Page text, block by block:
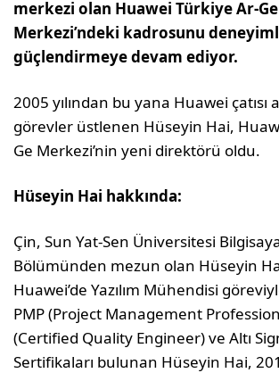
merkezi olan Huawei Türkiye Ar-Ge
Merkezi’ndeki kadrosunu
güçlendirmeye devam ediyor.
2005 yılından bu yana Huawei çatısı
görevler üstlenen Hüseyin Hai,
Ge Merkezi’nin yeni direktörü oldu.
Hüseyin Hai hakkında:
Çin, Sun Yat-Sen Üniversitesi
Bölümünden mezun olan Hüseyin
Huawei’de Yazılım Mühendisi
PMP (Project Management
(Certified Quality Engineer) ve Altı
Sertifikaları bulunan Hüseyin Hai,